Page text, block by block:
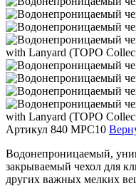
Артикул 840 MPC10
Водонепроницаемый,
закрываемый чехол для
других важных мелких